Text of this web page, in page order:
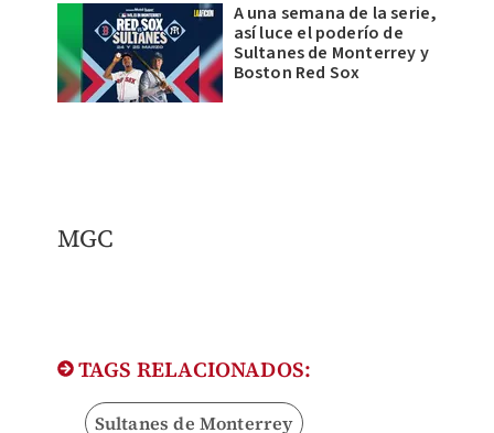
A una semana de la serie,
así luce el poderío de
Sultanes de Monterrey y
Boston Red Sox
MGC
TAGS RELACIONADOS:
Sultanes de Monterrey